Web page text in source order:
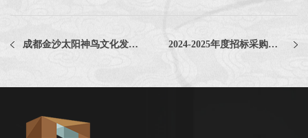
成都金沙太阳神鸟文化发展有限责任公司2024-2025年度招标采购代理及咨询服务项目中选公告 2024-2025年度招标采购代理及咨询服务项目比选公告